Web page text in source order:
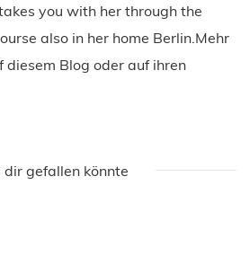
you with her through the
also in her home Berlin.Mehr
diesem Blog oder auf ihren
dir gefallen könnte